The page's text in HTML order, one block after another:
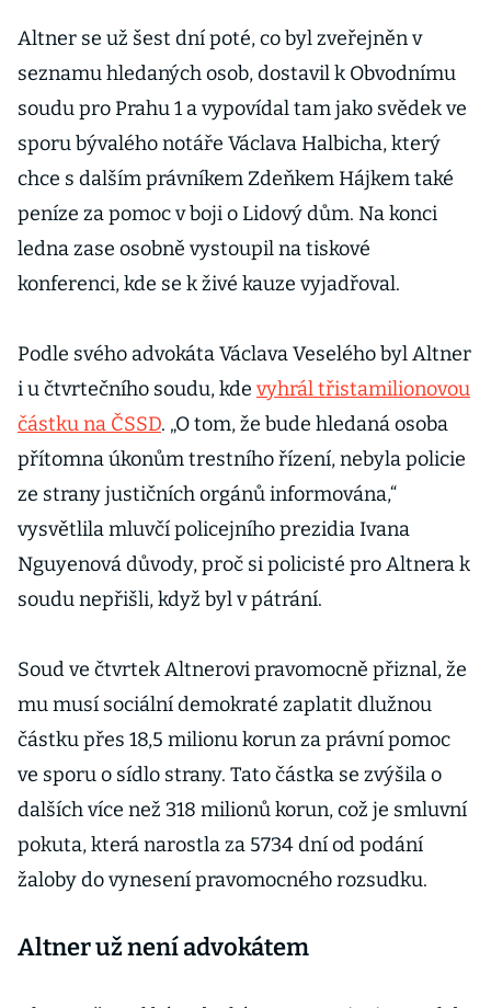
Altner se už šest dní poté, co byl zveřejněn v
seznamu hledaných osob, dostavil k Obvodnímu
soudu pro Prahu 1 a vypovídal tam jako svědek ve
sporu bývalého notáře Václava Halbicha, který
chce s dalším právníkem Zdeňkem Hájkem také
peníze za pomoc v boji o Lidový dům. Na konci
ledna zase osobně vystoupil na tiskové
konferenci, kde se k živé kauze vyjadřoval.
Podle svého advokáta Václava Veselého byl Altner
i u čtvrtečního soudu, kde vyhrál třistamilionovou
částku na ČSSD. „O tom, že bude hledaná osoba
přítomna úkonům trestního řízení, nebyla policie
ze strany justičních orgánů informována,“
vysvětlila mluvčí policejního prezidia Ivana
Nguyenová důvody, proč si policisté pro Altnera k
soudu nepřišli, když byl v pátrání.
Soud ve čtvrtek Altnerovi pravomocně přiznal, že
mu musí sociální demokraté zaplatit dlužnou
částku přes 18,5 milionu korun za právní pomoc
ve sporu o sídlo strany. Tato částka se zvýšila o
dalších více než 318 milionů korun, což je smluvní
pokuta, která narostla za 5734 dní od podání
žaloby do vynesení pravomocného rozsudku.
Altner už není advokátem